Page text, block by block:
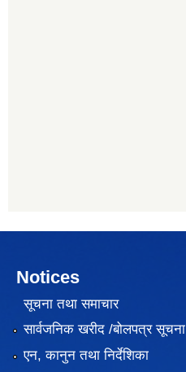
Notices
सूचना तथा समाचार
सार्वजनिक खरीद /बोलपत्र सूचना
एन, कानुन तथा निर्देशिका